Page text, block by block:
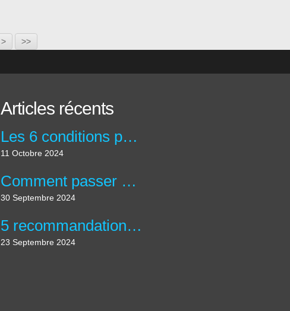
20
30
40
> >>
Articles récents
Les 6 conditions pour créer une accroche percutante !
11 Octobre 2024
Comment passer d'un Pitch percutant et un pitch inspirant ?
30 Septembre 2024
5 recommandations pour créer des messages qui engagent votre public
23 Septembre 2024